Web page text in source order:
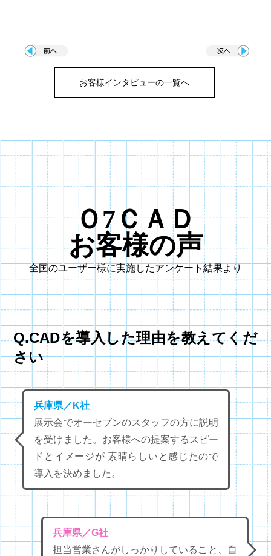
お客様インタビューの一覧へ
Ｏ7ＣＡＤ
お客様の声
全国のユーザー様に実施したアンケート結果より
Q.CADを導入した理由を教えてくだ
さい
兵庫県／K社
展示会でオーセブンのスタッフの方に説明
を受けました。お客様への提案するスピー
ドとイメージが 素晴らしいと感じたので
導入を決めました。
兵庫県／G社
担当営業さんがしっかりしていること、自